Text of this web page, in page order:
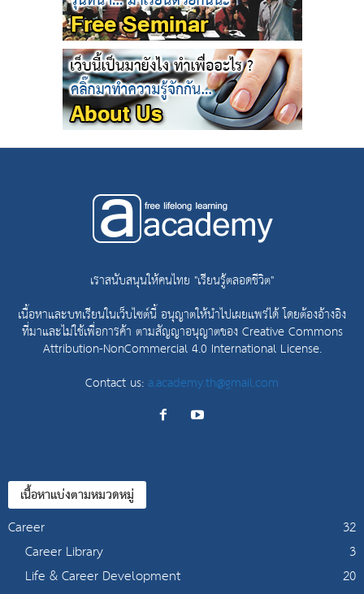
เราสนับสนุนให้คนไทย "เรียนรู้ตลอดชีวิต"
เนื้อหาและบทเรียนในเว็บไซต์นี้ อนุญาตให้นำไปเผยแพร่ได้ โดยต้องอ้างอิง
ที่มาและไม่ใช้เพื่อการค้า ตามสัญญาอนุญาตของ Creative Commons
Attribution-NonCommercial 4.0 International License.
Contact us:a.academy.th@gmail.com
เนื้อหาแบ่งตามหมวดหมู่
Career
32
Career Library
3
Life & Career Development
20